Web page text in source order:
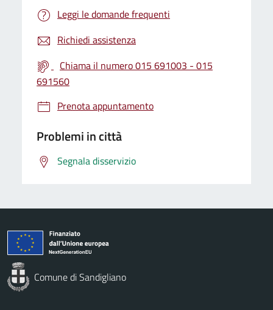
Leggi le domande frequenti
Richiedi assistenza
Chiama il numero 015 691003 - 015
691560
Prenota appuntamento
Problemi in città
Segnala disservizio
Comune di Sandigliano